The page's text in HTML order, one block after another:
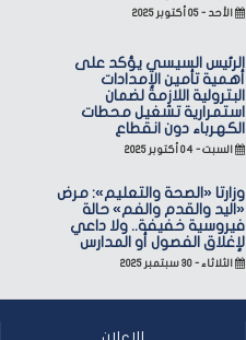
الأحد - ٠٥ أكتوبر ٢٠٢٥
الرئيس السيسي يؤكد على
أهمية تأمين الإمدادات
البترولية اللازمة لضمان
استمرارية تشغيل محطات
الكهرباء دون انقطاع
السبت - ٠٤ أكتوبر ٢٠٢٥
وزارتا «الصحة والتعليم»: مرض
«اليد والقدم والفم» حالة
فيروسية خفيفة.. ولا داعي
لإغلاق الفصول أو المدارس
الثلاثاء - ٣٠ سبتمبر ٢٠٢٥